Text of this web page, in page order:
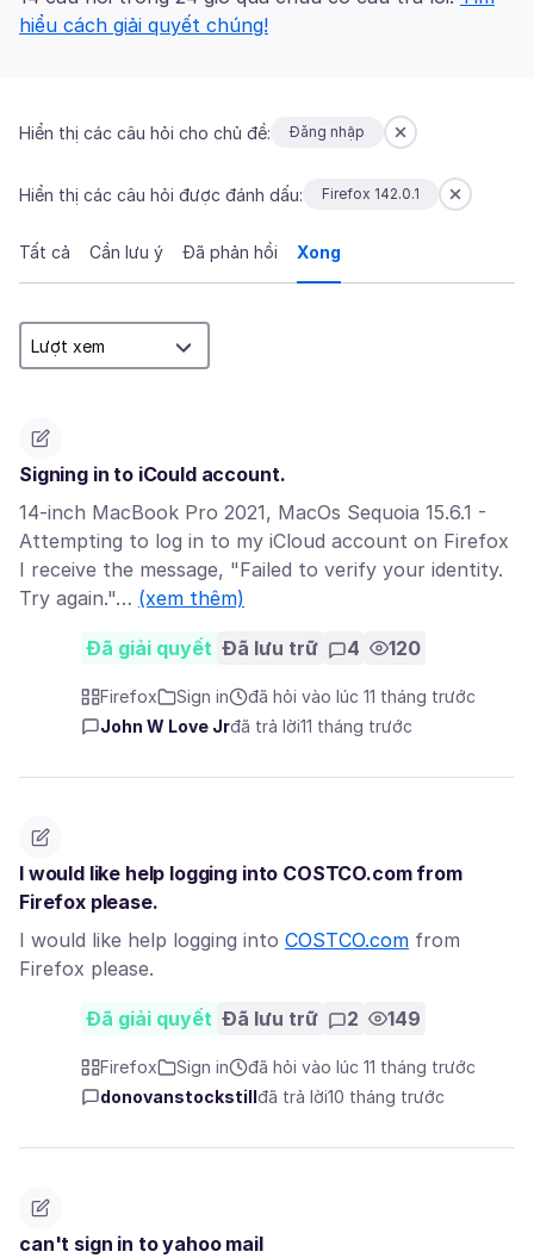
hiểu cách giải quyết chúng!
Hiển thị các câu hỏi cho chủ đề: Đăng nhập
Hiển thị các câu hỏi được đánh dấu: Firefox 142.0.1
Tất cả Cần lưu ý Đã phản hồi Xong
Signing in to iCould account.
14-inch MacBook Pro 2021, MacOs Sequoia 15.6.1 -
Attempting to log in to my iCloud account on Firefox
I receive the message, "Failed to verify your identity.
Try again."… (xem thêm)
Đã giải quyết Đã lưu trữ 4 120
Firefox Sign in
đã hỏi vào lúc 11 tháng trước
John W Love Jrđã trả lời11 tháng trước
I would like help logging into COSTCO.com from
Firefox please.
I would like help logging into COSTCO.com from
Firefox please.
Đã giải quyết Đã lưu trữ 2 149
Firefox Sign in
đã hỏi vào lúc 11 tháng trước
donovanstockstill đã trả lời10 tháng trước
can't sign in to yahoo mail